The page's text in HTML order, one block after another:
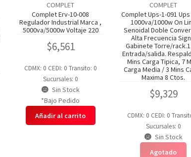
COMPLET
Complet Erv-10-008
Regulador Industrial Marca ,
5000va/5000w Voltaje 220
$6,561
CDMX: 0 CEDI: 0 Transito: 0
Sucursales: 0
Sin Stock
*Bajo Pedido
Añadir al carrito
COMPLET
Complet Ups-1-091
1000va/1000w On
Senoidal Doble
Alta Frecuencia
Gabinete Torre/
Entrada/salida.
Mins Carga Tipica, 7
Carga Media / 3 Mins
Maxima 8 Ctos.
$9,329
CDMX: 0 CEDI: 0
Sucursales: 0
Sin Stock
Agotado